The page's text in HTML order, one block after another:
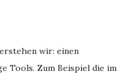
wir: einen
Tools. Zum Beispiel die im